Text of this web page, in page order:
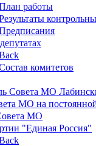
работы
комитетов
Совета МО
МО на
МО
"Единая Россия"